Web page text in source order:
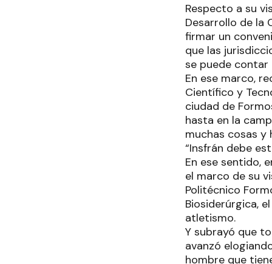
Respecto a su
Desarrollo de la
firmar un
que las
se puede contar
En ese marco,
Científico y
ciudad de
hasta en la
muchas cosas y
“Insfrán debe
En ese sentido,
el marco de su
Politécnico
Biosiderúrgica,
atletismo.
Y subrayó que
avanzó
hombre que